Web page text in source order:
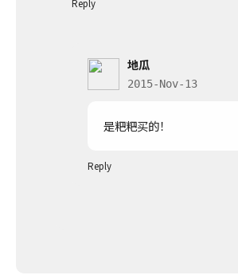
Reply
地瓜
2015-Nov-13
是粑粑买的！
Reply